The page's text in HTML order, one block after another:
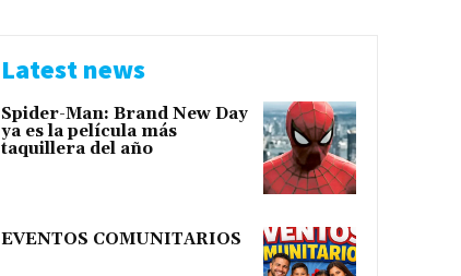
Latest news
Spider-Man: Brand New Day
ya es la película más
taquillera del año
EVENTOS COMUNITARIOS